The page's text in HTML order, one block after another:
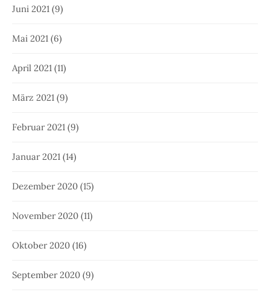
Juni 2021 (9)
Mai 2021 (6)
April 2021 (11)
März 2021 (9)
Februar 2021 (9)
Januar 2021 (14)
Dezember 2020 (15)
November 2020 (11)
Oktober 2020 (16)
September 2020 (9)